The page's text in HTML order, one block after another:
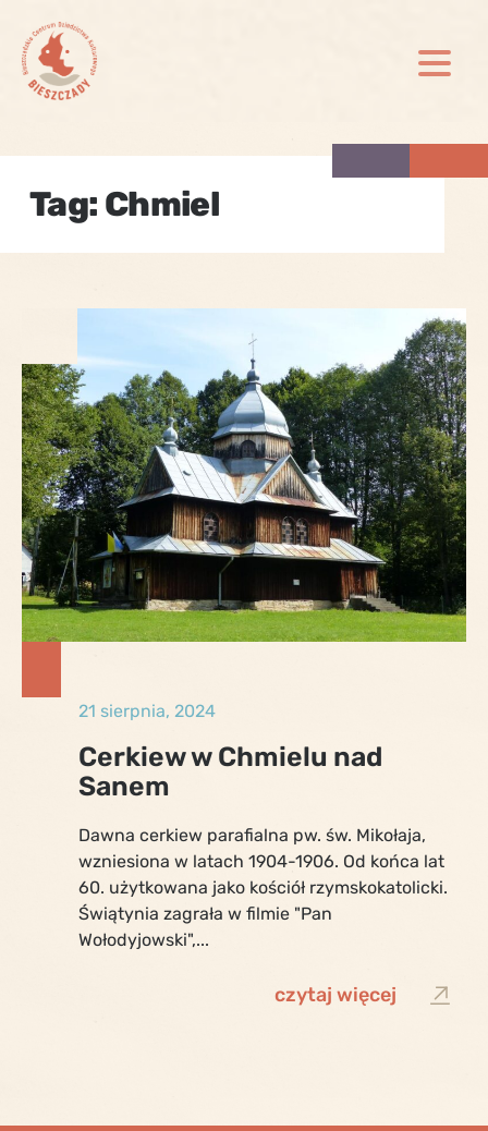
content
Tag: Chmiel
21 sierpnia, 2024
Cerkiew w Chmielu nad
Sanem
Dawna cerkiew parafialna pw. św. Mikołaja,
wzniesiona w latach 1904-1906. Od końca lat
60. użytkowana jako kościół rzymskokatolicki.
Świątynia zagrała w filmie "Pan
Wołodyjowski",...
czytaj więcej